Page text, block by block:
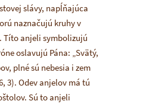
slávy, napĺňajúca
naznačujú kruhy v
Títo anjeli symbolizujú
oslavujú Pána: „Svätý,
plné sú nebesia i zem
3). Odev anjelov má tú
Sú to anjeli